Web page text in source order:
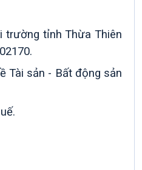
trường tỉnh Thừa Thiên
Tài sản - Bất động sản